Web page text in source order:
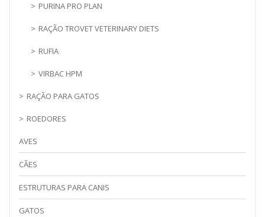
PURINA PRO PLAN
RAÇÃO TROVET VETERINARY DIETS
RUFIA
VIRBAC HPM
RAÇÃO PARA GATOS
ROEDORES
AVES
CÃES
ESTRUTURAS PARA CANIS
GATOS